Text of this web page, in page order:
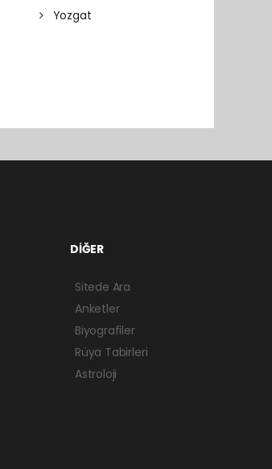
Yozgat
DİĞER
Sitede Ara
Anketler
Biyografiler
Rüya Tabirleri
Astroloji